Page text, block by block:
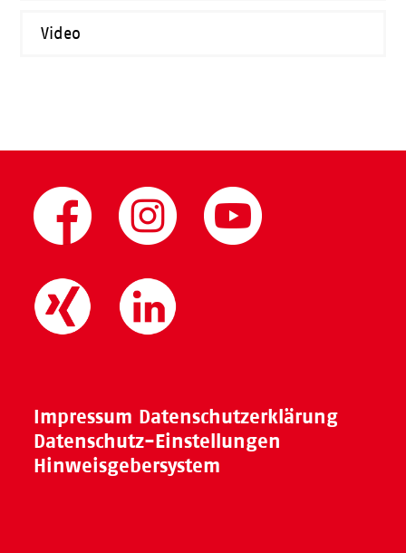
Video
Impressum Datenschutzerklärung
Datenschutz-Einstellungen
Hinweisgebersystem